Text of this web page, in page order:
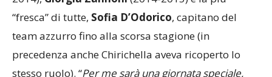
Chirichella(2009-2012),Sara Bonifacio(2012-
2014),Giorgia Zannoni(2014-2015) e la più
“fresca” di tutte,Sofia D’Odorico, capitano del
team azzurro fino alla scorsa stagione (in